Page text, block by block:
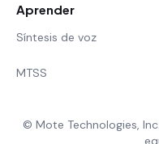
Aprender
Síntesis de voz
MTSS
© Mote Technologies,